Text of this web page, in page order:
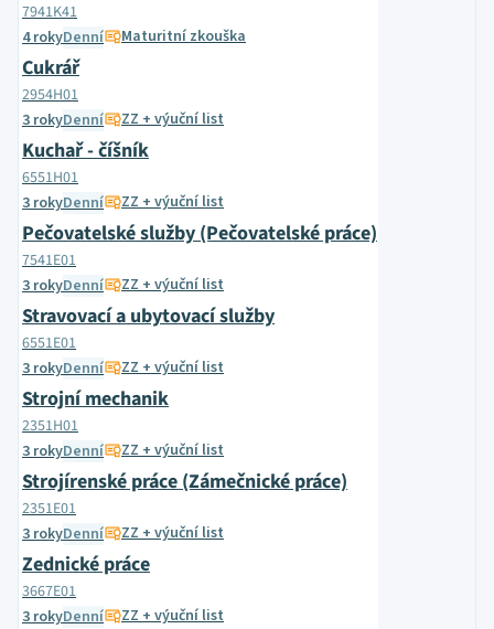
7941K41
4 rokyDenní Maturitní zkouška
Cukrář
2954H01
3 rokyDenní ZZ + výuční list
Kuchař - číšník
6551H01
3 rokyDenní ZZ + výuční list
Pečovatelské služby (Pečovatelské práce)
7541E01
3 rokyDenní ZZ + výuční list
Stravovací a ubytovací služby
6551E01
3 rokyDenní ZZ + výuční list
Strojní mechanik
2351H01
3 rokyDenní ZZ + výuční list
Strojírenské práce (Zámečnické práce)
2351E01
3 rokyDenní ZZ + výuční list
Zednické práce
3667E01
3 rokyDenní ZZ + výuční list